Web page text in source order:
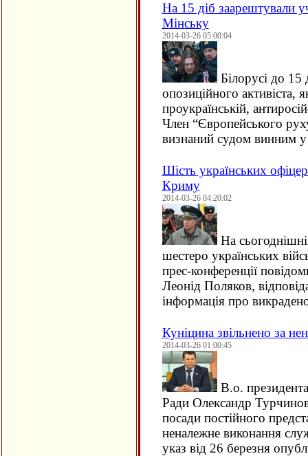
На 15 діб заарештували
Мінську
2014-03-26 05:00:04
Білорусі до 15
опозиційного активіста,
проукраїнській,
Член “Європейського
визнаний судом винним
Шість українських
Криму
2014-03-26 04:20:02
На
шестеро українських
прес-конференції
Леонід Поляков,
інформація про
Куніцина звільнено за
2014-03-26 01:00:45
В.о.
Ради Олександр
посади постійного
неналежне виконання
указ від 26 березня